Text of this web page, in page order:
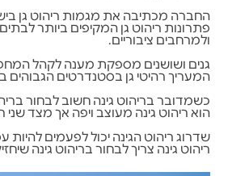
החברה מכתיבה את מגמות ריהוט גן
פתרונות ריהוט גן המקיפים ביותר
ולמרחבים ציבוריים.
גנים ושושנים מספקת מענה לקהל
המעריך רהיטי גן בסטנדרטים הגבוהים
כשמדובר בריהוט גינה חשוב לבחור
הוא ריהוט גינה מעוצב ויפה אך מצד שני
שדרוג ריהוט הגינה יכול לפעמים להיות
ריהוט גינה צריך לבחור בריהוט גינה